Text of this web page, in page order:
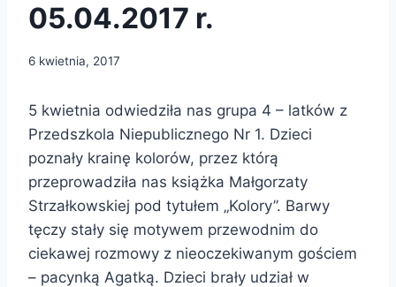
05.04.2017 r.
6 kwietnia, 2017
5 kwietnia odwiedziła nas grupa 4 – latków z
Przedszkola Niepublicznego Nr 1. Dzieci
poznały krainę kolorów, przez którą
przeprowadziła nas książka Małgorzaty
Strzałkowskiej pod tytułem „Kolory”. Barwy
tęczy stały się motywem przewodnim do
ciekawej rozmowy z nieoczekiwanym gościem
– pacynką Agatką. Dzieci brały udział w